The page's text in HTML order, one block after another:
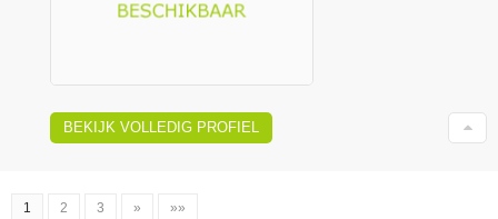
BEKIJK VOLLEDIG PROFIEL
1 2 3 » »»